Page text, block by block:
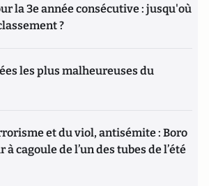
la 3e année consécutive : jusqu'où
?
les plus malheureuses du
et du viol, antisémite : Boro
à cagoule de l’un des tubes de l’été